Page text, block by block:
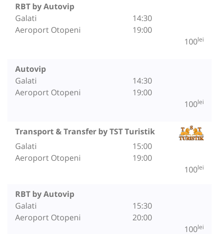
RBT by Autovip
Galati
Aeroport Otopeni
14:30
19:00
100lei
Autovip
Galati
Aeroport Otopeni
14:30
19:00
100lei
Transport & Transfer by TST Turistik
Galati
Aeroport Otopeni
15:00
19:00
100lei
RBT by Autovip
Galati
Aeroport Otopeni
15:30
20:00
100lei